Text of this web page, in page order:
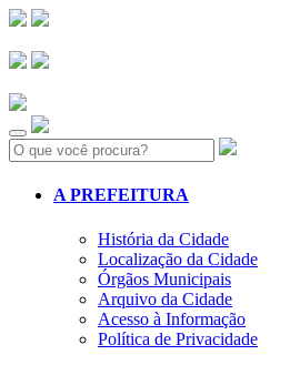
Search:
A PREFEITURA
História da Cidade
Localização da Cidade
Órgãos Municipais
Arquivo da Cidade
Acesso à Informação
Política de Privacidade